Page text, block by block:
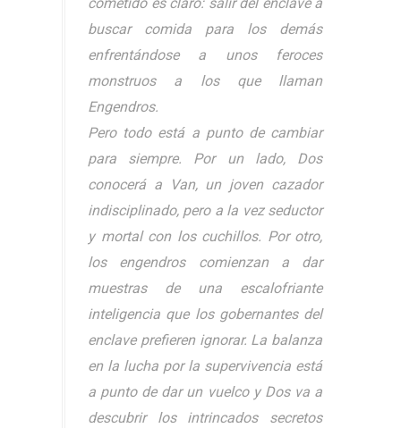
buscar comida para los demás
enfrentándose a unos feroces
monstruos a los que llaman
Engendros.
Pero todo está a punto de cambiar
para siempre. Por un lado, Dos
conocerá a Van, un joven cazador
indisciplinado, pero a la vez seductor
y mortal con los cuchillos. Por otro,
los engendros comienzan a dar
muestras de una escalofriante
inteligencia que los gobernantes del
enclave prefieren ignorar. La balanza
en la lucha por la supervivencia está
a punto de dar un vuelco y Dos va a
descubrir los intrincados secretos